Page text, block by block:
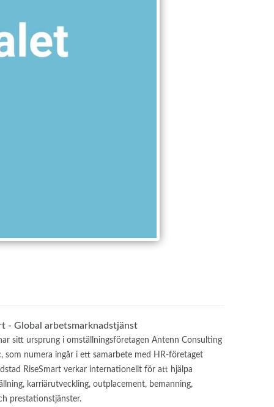
- Global arbetsmarknadstjänst
sitt ursprung i omställningsföretagen Antenn Consulting
som numera ingår i ett samarbete med HR-företaget
RiseSmart verkar internationellt för att hjälpa
karriärutveckling, outplacement, bemanning,
prestationstjänster.